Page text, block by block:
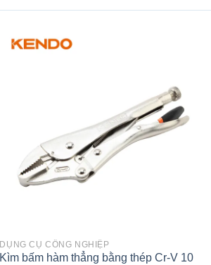
DỤNG CỤ CÔNG NGHIỆP
Kìm bấm hàm thẳng bằng thép Cr-V 10